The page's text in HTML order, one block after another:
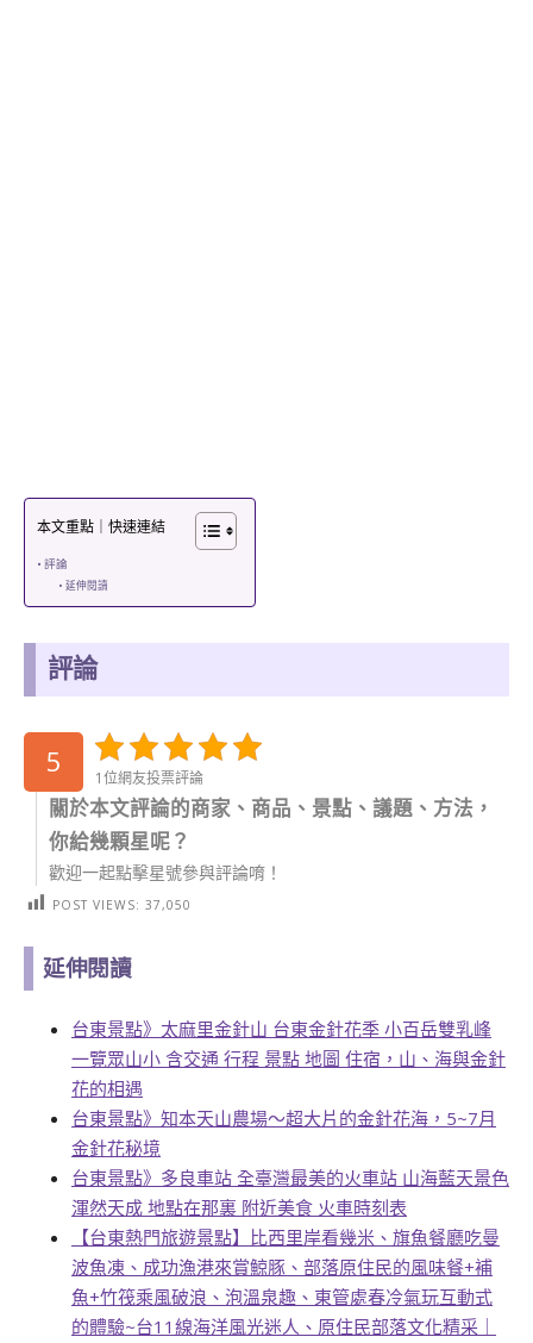
本文重點｜快速連結
評論
延伸閱讀
評論
5 1位網友投票評論
關於本文評論的商家、商品、景點、議題、方法，
你給幾顆星呢？
歡迎一起點擊星號參與評論唷！
POST VIEWS: 37,050
延伸閱讀
台東景點》太麻里金針山 台東金針花季 小百岳雙乳峰
一覽眾山小 含交通 行程 景點 地圖 住宿，山、海與金針
花的相遇
台東景點》知本天山農場～超大片的金針花海，5~7月
金針花秘境
台東景點》多良車站 全臺灣最美的火車站 山海藍天景色
渾然天成 地點在那裏 附近美食 火車時刻表
【台東熱門旅遊景點】比西里岸看幾米、旗魚餐廳吃曼
波魚凍、成功漁港來賞鯨豚、部落原住民的風味餐+補
魚+竹筏乘風破浪、泡溫泉趣、東管處春冷氣玩互動式
的體驗~台11線海洋風光迷人、原住民部落文化精采｜